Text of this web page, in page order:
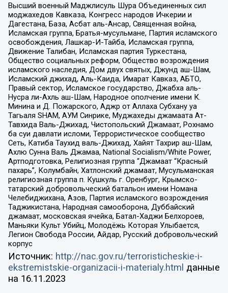
Высший военный Маджлисуль Шура Объединенных сил
моджахедов Кавказа, Конгресс народов Ичкерии и
Дагестана, База, Асбат аль-Ансар, Священная война,
Исламская группа, Братья-мусульмане, Партия исламского
освобождения, Лашкар-И-Тайба, Исламская группа,
Движение Талибан, Исламская партия Туркестана,
Общество социальных реформ, Общество возрождения
исламского наследия, Дом двух святых, Джунд аш-Шам,
Исламский джихад, Аль-Каида, Имарат Кавказ, АБТО,
Правый сектор, Исламское государство, Джабха аль-
Нусра ли-Ахль аш-Шам, Народное ополчение имени К.
Минина и Д. Пожарского, Аджр от Аллаха Субхану уа
Тагьаля SHAM, АУМ Синрике, Муджахеды джамаата Ат-
Тавхида Валь-Джихад, Чистопольский Джамаат, Рохнамо
ба суи давлати исломи, Террористическое сообщество
Сеть, Катиба Таухид валь-Джихад, Хайят Тахрир аш-Шам,
Ахлю Сунна Валь Джамаа, National Socialism/White Power,
Артподготовка, Религиозная группа “Джамаат “Красный
пахарь”, Колумбайн, Хатлонский джамаат, Мусульманская
религиозная группа п. Кушкуль г. Оренбург, Крымско-
татарский добровольческий батальон имени Номана
Челебиджихана, Азов, Партия исламского возрождения
Таджикистана, Народная самооборона, Дуббайский
джамаат, московская ячейка, Батал-Хаджи Белхороев,
Маньяки Культ Убийц, Молодёжь Которая Улыбается,
Легион Свобода России, Айдар, Русский добровольческий
корпус
Источник: http://nac.gov.ru/terroristicheskie-i-
ekstremistskie-organizacii-i-materialy.html данные
на 16.11.2023